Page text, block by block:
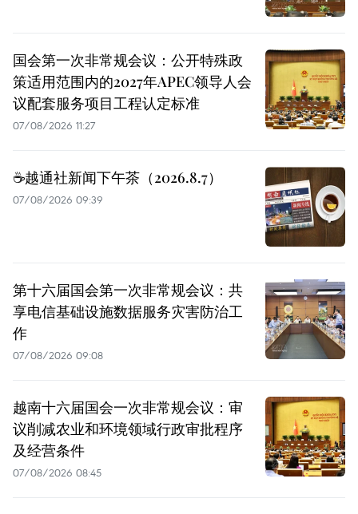
国会第一次非常规会议：公开特殊政
策适用范围内的2027年APEC领导人会
议配套服务项目工程认定标准
07/08/2026 11:27
☕️越通社新闻下午茶（2026.8.7）
07/08/2026 09:39
第十六届国会第一次非常规会议：共
享电信基础设施数据服务灾害防治工
作
07/08/2026 09:08
越南十六届国会一次非常规会议：审
议削减农业和环境领域行政审批程序
及经营条件
07/08/2026 08:45